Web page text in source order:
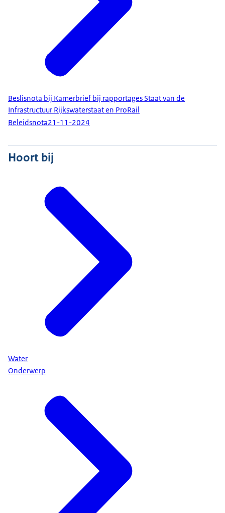
Beslisnota bij Kamerbrief bij rapportages Staat van de
Infrastructuur Rijkswaterstaat en ProRail
Beleidsnota21-11-2024
Hoort bij
Water
Onderwerp